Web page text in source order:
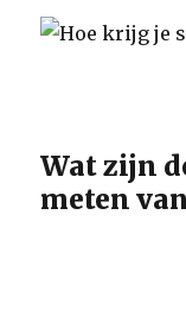
Wat zijn
meten